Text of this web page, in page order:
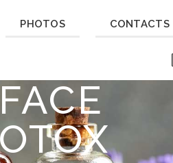
PHOTOS CONTACTS